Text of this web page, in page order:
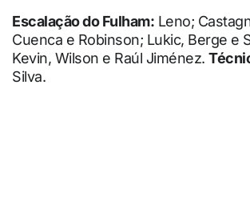
Escalação do Fulham: Leno;
Cuenca e Robinson; Lukic, Berge e
Kevin, Wilson e Raúl Jiménez.
Silva.